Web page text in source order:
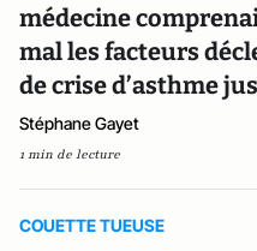
médecine
mal les facteurs
de crise d’asthme
Stéphane Gayet
1 min de lecture
COUETTE TUEUSE